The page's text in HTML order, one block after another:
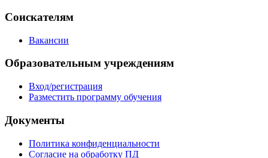
Соискателям
Вакансии
Образовательным учреждениям
Вход/регистрация
Разместить программу обучения
Документы
Политика конфиденциальности
Согласие на обработку ПД